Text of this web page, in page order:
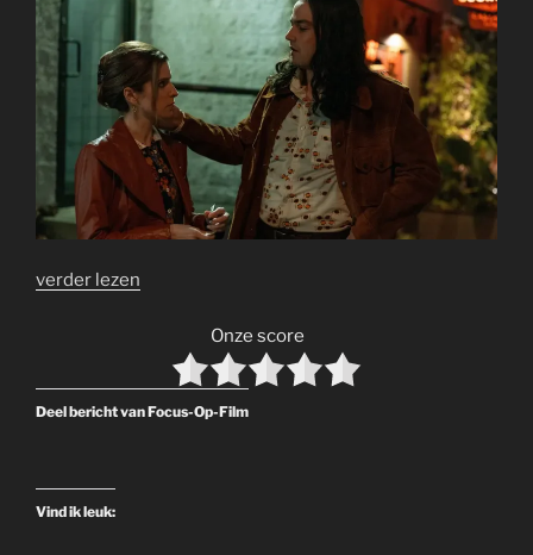
verder lezen
Onze score
Deel bericht van Focus-Op-Film
Vind ik leuk: